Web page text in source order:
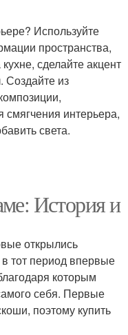
Используйте
пространства,
сделайте акцент
Создайте из
смягчения интерьера,
света.
История и
открылись
тот период впервые
которым
себя. Первые
поэтому купить